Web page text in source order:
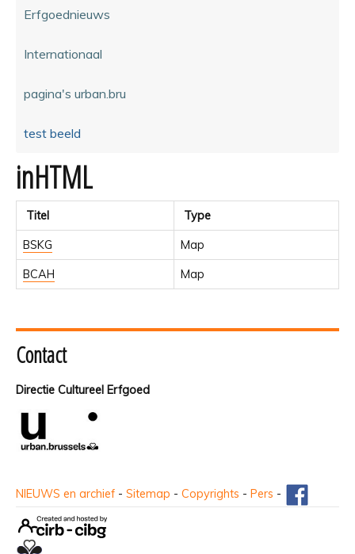
Erfgoednieuws
Internationaal
pagina's urban.bru
test beeld
inHTML
Titel Type
BSKG Map
BCAH Map
Contact
Directie Cultureel Erfgoed
NIEUWS en archief - Sitemap - Copyrights - Pers -